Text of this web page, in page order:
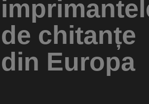
de chitanțe
din Europa